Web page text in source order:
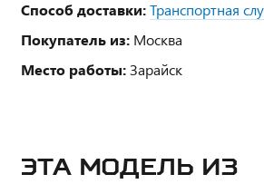
Способ доставки:Транспортная
Покупатель из: Москва
Место работы:Зарайск
ЭТА МОДЕЛЬ ИЗ